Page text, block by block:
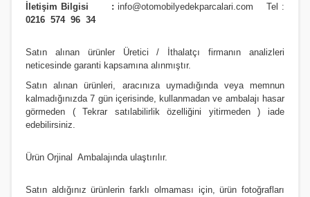
İletişim Bilgisi : info@otomobilyedekparcalari.com Tel :
0216 574 96 34
Satın alınan ürünler Üretici / İthalatçı firmanın analizleri
neticesinde garanti kapsamına alınmıştır.
Satın alınan ürünleri, aracınıza uymadığında veya memnun
kalmadığınızda 7 gün içerisinde, kullanmadan ve ambalajı hasar
görmeden ( Tekrar satılabilirlik özelliğini yitirmeden ) iade
edebilirsiniz.
Ürün Orjinal Ambalajında ulaştırılır.
Satın aldığınız ürünlerin farklı olmaması için, ürün fotoğrafları